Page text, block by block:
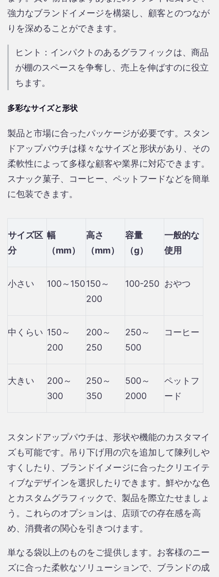
強力なブランドイメージを構築し、顧客とのつなが
りを深めることができます。
ヒント：インパクトのあるグラフィックは、商品
が棚のスペースを争奪し、売上を伸ばすのに役立
ちます。
多彩なサイズと形状
製品と市場に合ったパッケージが必要です。スタン
ドアップパウチは様々なサイズと形状があり、その
柔軟性によって多様な顧客や業界に対応できます。
スナック菓子、コーヒー、ペットフードなどを簡単
に包装できます。
サイズ区
分
幅
（mm）
高さ
（mm）
容量
（g）
一般的な
使用
小さい 100～150150～
200
100-250 おやつ
中くらい 150～
200
200～
250
250～
500
コーヒー
大きい
200～
300
250～
350
500～
2000
ペットフ
ード
スタンドアップパウチは、形状や機能のカスタマイ
ズも可能です。吊り下げ用の穴を追加して陳列しや
すくしたり、ブランドイメージに合ったクリエイテ
ィブなデザインを選択したりできます。鮮やかな色
とカスタムグラフィックで、製品を際立たせましょ
う。これらのオプションは、店頭での存在感を高
め、消費者の関心を引きつけます。
単なる袋以上のものをご提供します。お客様のニー
ズに合った柔軟なソリューションで、ブランドの成